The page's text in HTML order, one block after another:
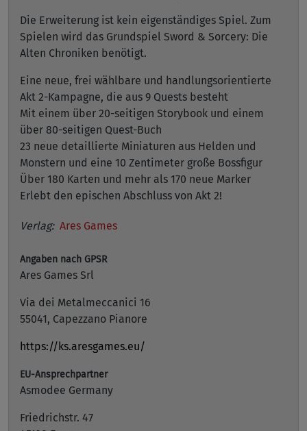
Die Erweiterung ist kein eigenständiges Spiel. Zum
Spielen wird das Grundspiel Sword & Sorcery: Die
Alten Chroniken benötigt.
Eine neue, frei wählbare und handlungsorientierte
Akt 2-Kampagne, die aus 9 Quests besteht
Mit einem über 20-seitigen Storybook und einem
über 80-seitigen Quest-Buch
23 neue detaillierte Miniaturen aus Helden und
Monstern und eine 10 Zentimeter große Bossfigur
Über 180 Karten und mehr als 170 neue Marker
Erlebt den epischen Abschluss von Akt 2!
Verlag: Ares Games
Angaben nach GPSR
Ares Games Srl
Via dei Metalmeccanici 16
55041, Capezzano Pianore
https://ks.aresgames.eu/
EU-Ansprechpartner
Asmodee Germany
Friedrichstr. 47